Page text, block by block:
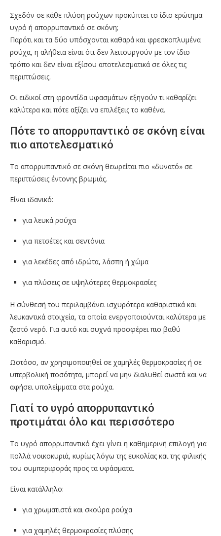
Σχεδόν σε κάθε πλύση ρούχων προκύπτει το ίδιο ερώτημα:
υγρό ή απορρυπαντικό σε σκόνη;
Παρότι και τα δύο υπόσχονται καθαρά και φρεσκοπλυμένα
ρούχα, η αλήθεια είναι ότι δεν λειτουργούν με τον ίδιο
τρόπο και δεν είναι εξίσου αποτελεσματικά σε όλες τις
περιπτώσεις.
Οι ειδικοί στη φροντίδα υφασμάτων εξηγούν τι καθαρίζει
καλύτερα και πότε αξίζει να επιλέξεις το καθένα.
Πότε το απορρυπαντικό σε σκόνη είναι
πιο αποτελεσματικό
Το απορρυπαντικό σε σκόνη θεωρείται πιο «δυνατό» σε
περιπτώσεις έντονης βρωμιάς.
Είναι ιδανικό:
για λευκά ρούχα
για πετσέτες και σεντόνια
για λεκέδες από ιδρώτα, λάσπη ή χώμα
για πλύσεις σε υψηλότερες θερμοκρασίες
Η σύνθεσή του περιλαμβάνει ισχυρότερα καθαριστικά και
λευκαντικά στοιχεία, τα οποία ενεργοποιούνται καλύτερα με
ζεστό νερό. Για αυτό και συχνά προσφέρει πιο βαθύ
καθαρισμό.
Ωστόσο, αν χρησιμοποιηθεί σε χαμηλές θερμοκρασίες ή σε
υπερβολική ποσότητα, μπορεί να μην διαλυθεί σωστά και να
αφήσει υπολείμματα στα ρούχα.
Γιατί το υγρό απορρυπαντικό
προτιμάται όλο και περισσότερο
Το υγρό απορρυπαντικό έχει γίνει η καθημερινή επιλογή για
πολλά νοικοκυριά, κυρίως λόγω της ευκολίας και της φιλικής
του συμπεριφοράς προς τα υφάσματα.
Είναι κατάλληλο:
για χρωματιστά και σκούρα ρούχα
για χαμηλές θερμοκρασίες πλύσης